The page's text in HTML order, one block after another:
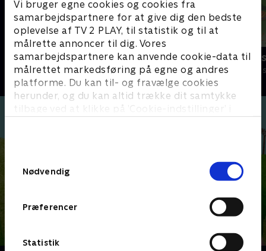
Vi bruger egne cookies og cookies fra
samarbejdspartnere for at give dig den bedste
oplevelse af TV 2 PLAY, til statistik og til at
målrette annoncer til dig. Vores
samarbejdspartnere kan anvende cookie-data til
målrettet markedsføring på egne og andres
platforme. Du kan til- og fravælge cookies
herunder, og du kan altid trække dit samtykke
tilbage ved at klikke på ’Cookie-indstillinger’ i
Nødvendig
Præferencer
Statistik
Stor & Lille
Børneserier • 1 sæsoner
Lille
Børneserier • 3